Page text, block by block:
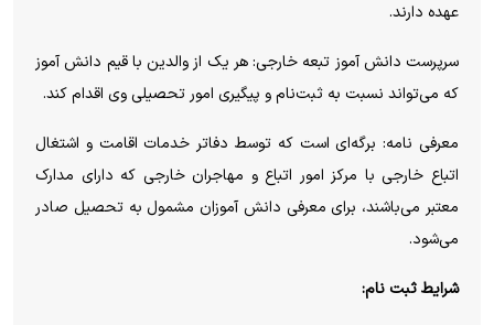
عهده دارند.
سرپرست دانش آموز تبعه خارجی: هر یک از والدین با قیم دانش آموز
که می‌تواند نسبت به ثبت‌نام و پیگیری امور تحصیلی وی اقدام کند.
معرفی نامه: برگه‌ای است که توسط دفاتر خدمات اقامت و اشتغال
اتباع خارجی با مرکز امور اتباع و مهاجران خارجی که دارای مدارک
معتبر می‌باشند، برای معرفی دانش آموزان مشمول به تحصیل صادر
می‌شود.
شرایط ثبت نام: